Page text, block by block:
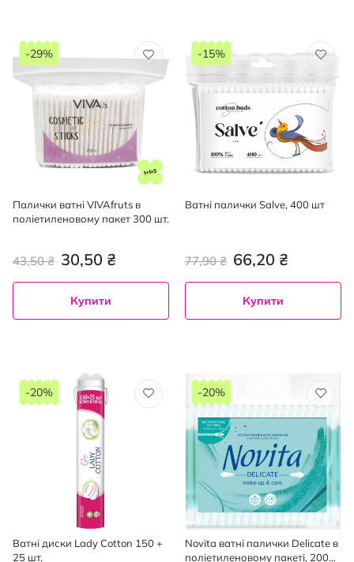
Палички ватні VIVAfruts в
поліетиленовому пакет 300 шт.
30,50 ₴
43,50 ₴
-29%
Купити
Ватні палички Salve, 400 шт
66,20 ₴
77,90 ₴
-15%
Купити
Ватні диски Lady Cotton 150 +
25 шт.
-20%
Novita ватні палички Delicate в
поліетиленовому пакеті, 200
-20%